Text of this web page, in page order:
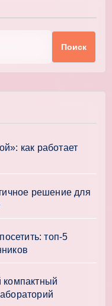
Поиск
как работает
решение для
топ-5
компактный